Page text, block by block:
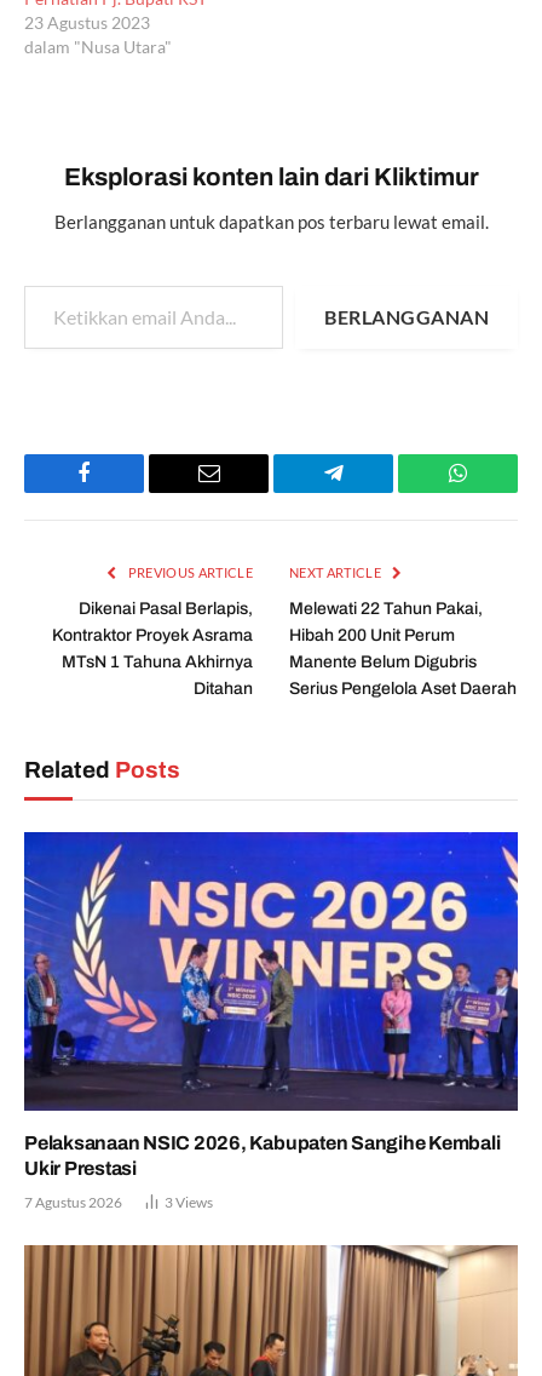
23 Agustus 2023
dalam "Nusa Utara"
Eksplorasi konten lain dari Kliktimur
Berlangganan untuk dapatkan pos terbaru lewat email.
Ketikkan email Anda...
BERLANGGANAN
Facebook Email Telegram
PREVIOUS ARTICLE
Dikenai Pasal Berlapis,
Kontraktor Proyek Asrama
MTsN 1 Tahuna Akhirnya
Ditahan
NEXT ARTICLE
Melewati 22 Tahun Pakai,
Hibah 200 Unit Perum
Manente Belum Digubris
Serius Pengelola Aset Daerah
Related Posts
Pelaksanaan NSIC 2026, Kabupaten Sangihe Kembali
Ukir Prestasi
7 Agustus 2026 3Views